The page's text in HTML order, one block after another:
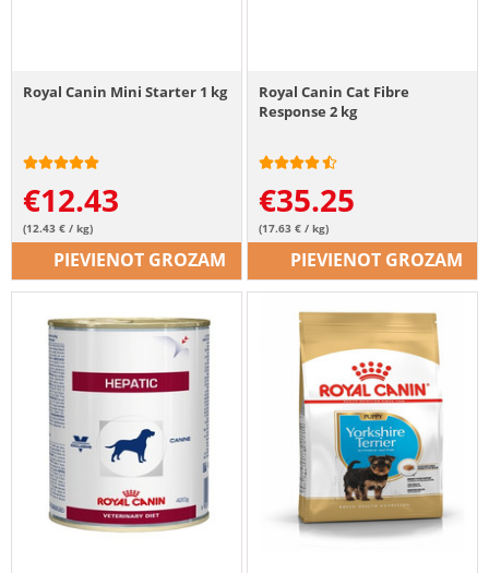
Royal Canin Mini Starter 1 kg
€12.43
(12.43 € / kg)
PIEVIENOT GROZAM
Royal Canin Cat Fibre
Response 2 kg
€35.25
(17.63 € / kg)
PIEVIENOT GROZAM